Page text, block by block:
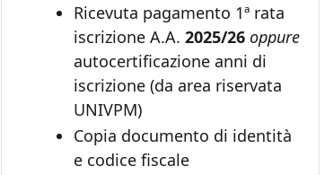
Ricevuta pagamento 1ª rata
iscrizione A.A.2025/26 oppure
autocertificazione anni di
iscrizione (da area riservata
UNIVPM)
Copia documento di identità
e codice fiscale